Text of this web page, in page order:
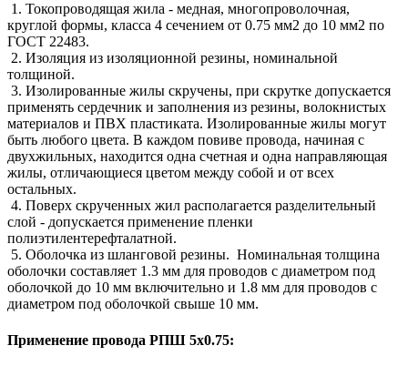
1. Токопроводящая жила - медная, многопроволочная,
круглой формы, класса 4 сечением от 0.75 мм2 до 10 мм2 по
ГОСТ 22483.
2. Изоляция из изоляционной резины, номинальной
толщиной.
3. Изолированные жилы скручены, при скрутке допускается
применять сердечник и заполнения из резины, волокнистых
материалов и ПВХ пластиката. Изолированные жилы могут
быть любого цвета. В каждом повиве провода, начиная с
двухжильных, находится одна счетная и одна направляющая
жилы, отличающиеся цветом между собой и от всех
остальных.
4. Поверх скрученных жил располагается разделительный
слой - допускается применение пленки
полиэтилентерефталатной.
5. Оболочка из шланговой резины. Номинальная толщина
оболочки составляет 1.3 мм для проводов с диаметром под
оболочкой до 10 мм включительно и 1.8 мм для проводов с
диаметром под оболочкой свыше 10 мм.
Применение провода РПШ 5х0.75: